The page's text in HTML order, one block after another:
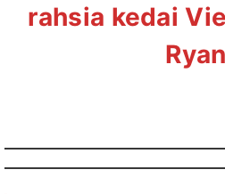
rahsia kedai